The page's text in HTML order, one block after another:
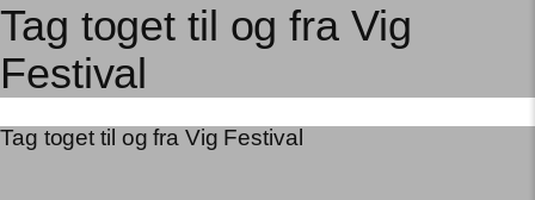
Tag toget til og fra Vig
Festival
Tag toget til og fra Vig Festival